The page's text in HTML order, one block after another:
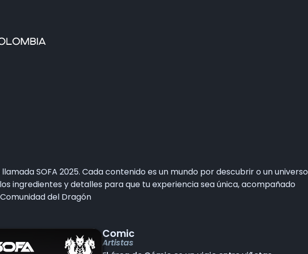
SOFA 2025. Cada contenido es un mundo por descubrir o un universo
ingredientes y detalles para que tu experiencia sea única, acompañado
del Dragón
Comic
Artistas